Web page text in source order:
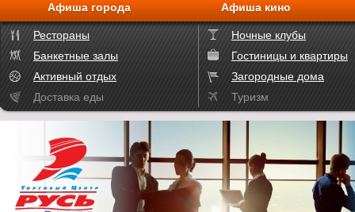
Афиша города Афиша кино
Рестораны
Ночные клубы
Банкетные залы
Гостиницы и квартиры
Активный отдых
Загородные дома
Доставка еды
Туризм